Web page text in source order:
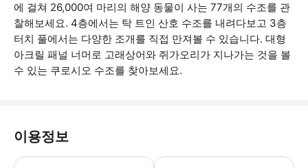
에 걸쳐 26,000여 마리의 해양 동물이 사는 77개의 수조를 관
찰해보세요. 4층에서는 탁 트인 산호 수조를 내려다보고 3층
터치 풀에서는 다양한 조개를 직접 만져볼 수 있습니다. 대형
아크릴 패널 너머로 고래상어와 쥐가오리가 지나가는 것을 볼
수 있는 쿠로시오 수조를 찾아보세요.
이용정보
어린이 규정 -5세 및 그 미만 어린이